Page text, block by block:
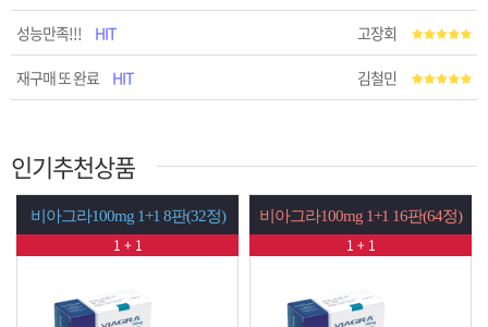
성능만족!!! HIT 고장회
재구매 또 완료 HIT 김철민
인기추천상품
비아그라100mg 1+1 8판(32정)
1 + 1
비아그라100mg 1+1 16판(64정)
1 + 1